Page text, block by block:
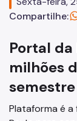
Conselho
Atas do
Proteção de
Compartilhe:
Portal
milhões
Plataforma é